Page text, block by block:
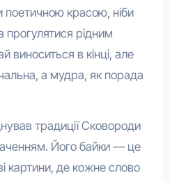
поетичною красою, ніби
рідним
виноситься в кінці, але
а мудра, як порада
традиції Сковороди
Його байки — це
картини, де кожне слово